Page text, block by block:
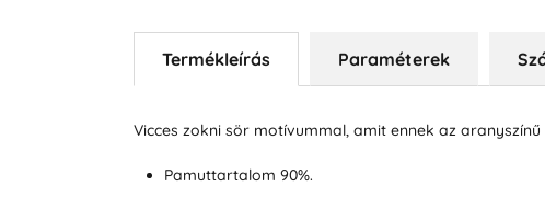
Termékleírás Paraméterek
Vicces zokni sör motívummal, amit ennek az
Pamuttartalom 90%.